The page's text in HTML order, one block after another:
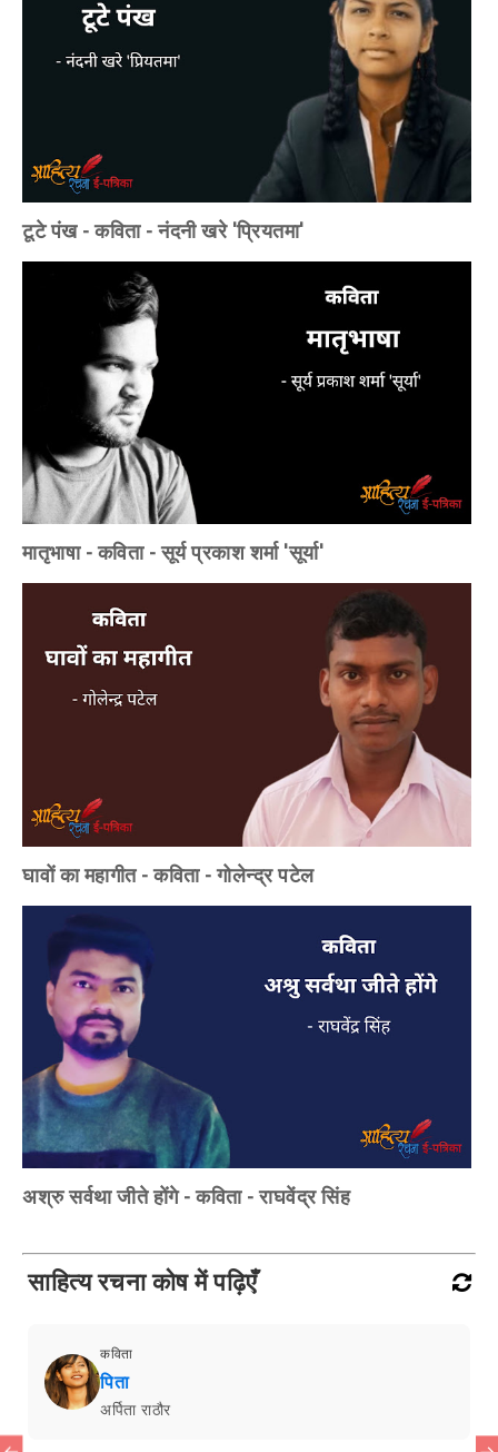
टूटे पंख - कविता - नंदनी खरे 'प्रियतमा'
मातृभाषा - कविता - सूर्य प्रकाश शर्मा 'सूर्या'
घावों का महागीत - कविता - गोलेन्द्र पटेल
अश्रु सर्वथा जीते होंगे - कविता - राघवेंद्र सिंह
साहित्य रचना कोष में पढ़िएँ
कविता
पिता
अर्पिता राठौर